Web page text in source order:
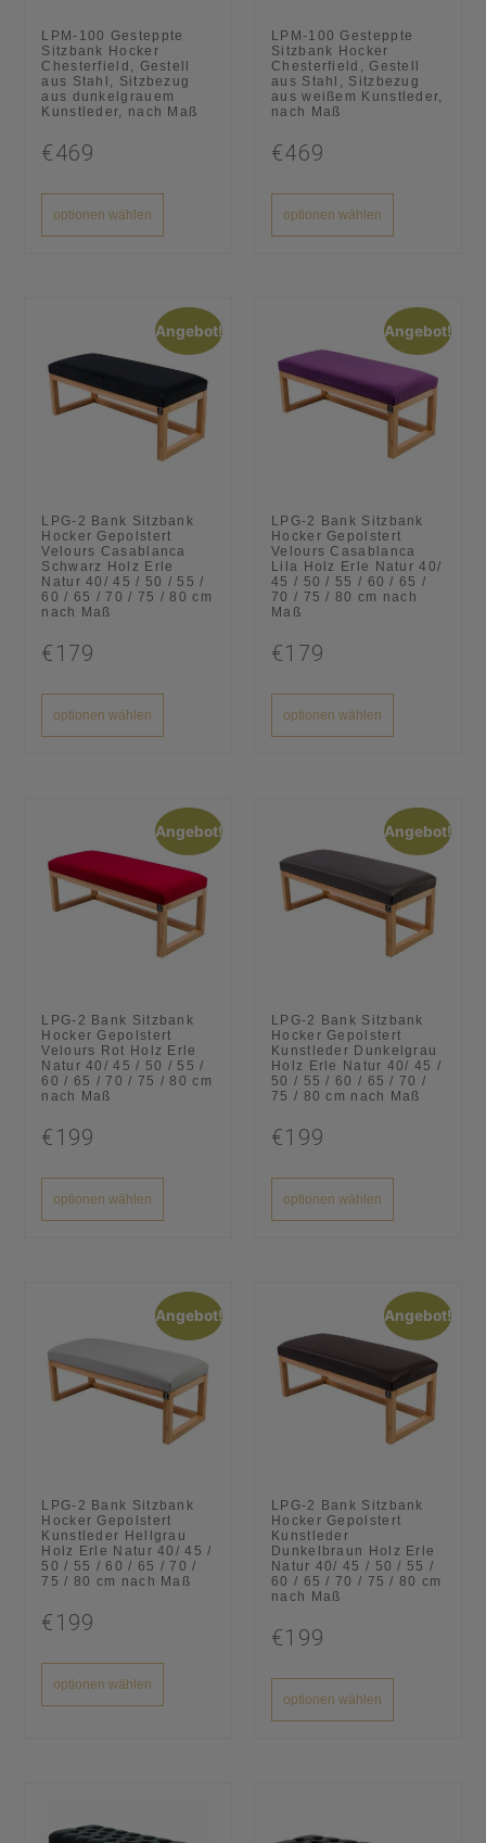
LPM-100 Gesteppte
Sitzbank Hocker
Chesterfield, Gestell
aus Stahl, Sitzbezug
aus dunkelgrauem
Kunstleder, nach Maß
€469
optionen wählen
LPM-100 Gesteppte
Sitzbank Hocker
Chesterfield, Gestell
aus Stahl, Sitzbezug
aus weißem Kunstleder,
nach Maß
€469
optionen wählen
Angebot!
LPG-2 Bank Sitzbank
Hocker Gepolstert
Velours Casablanca
Schwarz Holz Erle
Natur 40/ 45 / 50 / 55 /
60 / 65 / 70 / 75 / 80 cm
nach Maß
€179
optionen wählen
Angebot!
LPG-2 Bank Sitzbank
Hocker Gepolstert
Velours Casablanca
Lila Holz Erle Natur 40/
45 / 50 / 55 / 60 / 65 /
70 / 75 / 80 cm nach
Maß
€179
optionen wählen
Angebot!
LPG-2 Bank Sitzbank
Hocker Gepolstert
Velours Rot Holz Erle
Natur 40/ 45 / 50 / 55 /
60 / 65 / 70 / 75 / 80 cm
nach Maß
€199
optionen wählen
Angebot!
LPG-2 Bank Sitzbank
Hocker Gepolstert
Kunstleder Dunkelgrau
Holz Erle Natur 40/ 45 /
50 / 55 / 60 / 65 / 70 /
75 / 80 cm nach Maß
€199
optionen wählen
Angebot!
LPG-2 Bank Sitzbank
Hocker Gepolstert
Kunstleder Hellgrau
Holz Erle Natur 40/ 45 /
50 / 55 / 60 / 65 / 70 /
75 / 80 cm nach Maß
€199
optionen wählen
Angebot!
LPG-2 Bank Sitzbank
Hocker Gepolstert
Kunstleder
Dunkelbraun Holz Erle
Natur 40/ 45 / 50 / 55 /
60 / 65 / 70 / 75 / 80 cm
nach Maß
€199
optionen wählen